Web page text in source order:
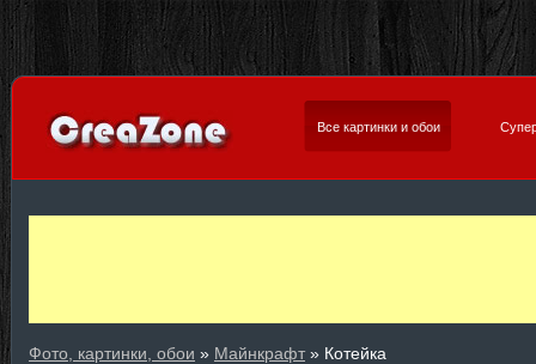
Все картинки и обои
Фото, картинки, обои » Майнкрафт » Котейка